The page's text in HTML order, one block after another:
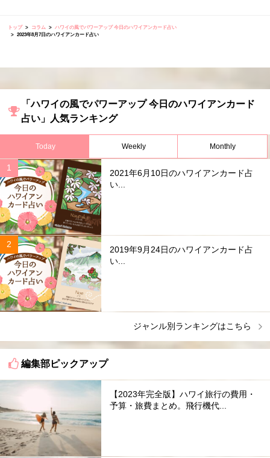
トップ コラム
ハワイの風でパワーアップ 今日のハワイアンカード占い
2023年8月7日のハワイアンカード占い
「ハワイの風でパワーアップ 今日のハワイアンカード
占い」人気ランキング
Today Weekly Monthly
2021年6月10日のハワイアンカード占
い...
2019年9月24日のハワイアンカード占
い...
ジャンル別ランキングはこちら
編集部ピックアップ
【2023年完全版】ハワイ旅行の費用・
予算・旅費まとめ。飛行機代...